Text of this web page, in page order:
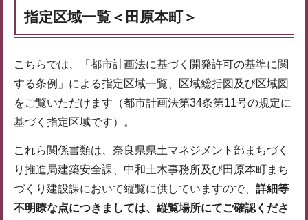
指定区域一覧＜田原本町＞
こちらでは、「都市計画法に基づく開発許可の基準に関
する条例」による指定区域一覧、区域総括図及び区域図
をご覧いただけます（都市計画法第34条第11号の規定に
基づく指定区域です）。
これら関係書類は、奈良県県土マネジメント部まちづく
り推進局建築安全課、中和土木事務所及び田原本町まち
づくり建設課において縦覧に供していますので、 詳細等
不明瞭な点につきましては、縦覧場所にてご確認くださ